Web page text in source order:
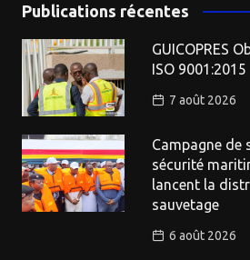
Publications récentes
GUICOPRES
ISO 9001:2015
7 août 2026
Campagne de
sécurité
lancent la
sauvetage
6 août 2026